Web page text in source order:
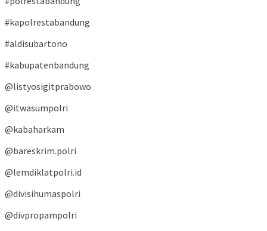
#kapolrestabandung
#aldisubartono
#kabupatenbandung
@listyosigitprabowo
@itwasumpolri
@kabaharkam
@bareskrim.polri
@lemdiklatpolri.id
@divisihumaspolri
@divpropampolri